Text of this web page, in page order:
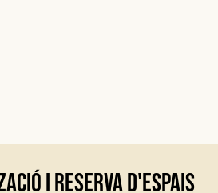
i reserva d'espais